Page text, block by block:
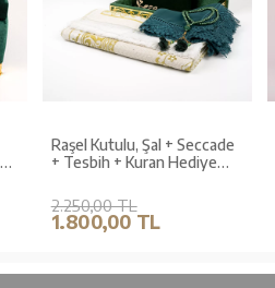
Raşel Kutulu, Şal + Seccade
+ Tesbih + Kuran Hediye
Vav)
2.250,00 TL
1.800,00 TL